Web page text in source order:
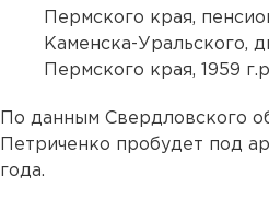
Пермского края,
Каменска-Уральского,
Пермского края, 1959
По данным Свердловского
Петриченко пробудет под
года.